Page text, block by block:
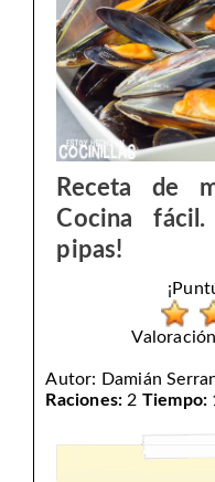
Receta de
Cocina
pipas!
Autor: Damián
Raciones: 2 Tiempo: